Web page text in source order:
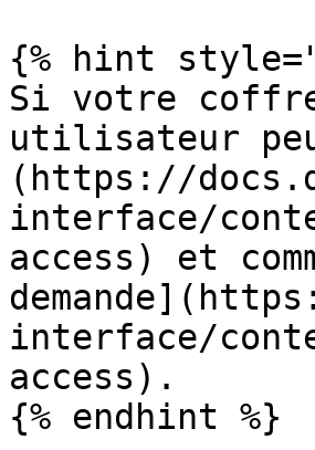
{% hint
Si votre coffre
utilisateur
(https://
interface/
access) et
interface/
access).
{% endhint %}